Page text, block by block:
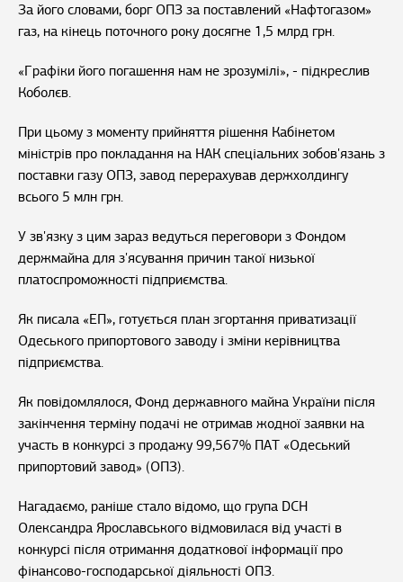
За його словами, борг ОПЗ за поставлений «Нафтогазом»
газ, на кінець поточного року досягне 1,5 млрд грн.
«Графіки його погашення нам не зрозумілі», - підкреслив
Коболєв.
При цьому з моменту прийняття рішення Кабінетом
міністрів про покладання на НАК спеціальних зобов'язань з
поставки газу ОПЗ, завод перерахував держхолдингу
всього 5 млн грн.
У зв'язку з цим зараз ведуться переговори з Фондом
держмайна для з'ясування причин такої низької
платоспроможності підприємства.
Як писала «ЕП», готується план згортання приватизації
Одеського припортового заводу і зміни керівництва
підприємства.
Як повідомлялося, Фонд державного майна України після
закінчення терміну подачі не отримав жодної заявки на
участь в конкурсі з продажу 99,567% ПАТ «Одеський
припортовий завод» (ОПЗ).
Нагадаємо, раніше стало відомо, що група DCH
Олександра Ярославського відмовилася від участі в
конкурсі після отримання додаткової інформації про
фінансово-господарської діяльності ОПЗ.